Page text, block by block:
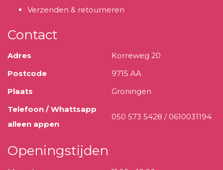
Verzenden & retourneren
Contact
Adres
Korreweg 20
Postcode
9715 AA
Plaats
Groningen
Telefoon / Whattsapp
alleen appen
050 573 5428 / 0610031194
Openingstijden